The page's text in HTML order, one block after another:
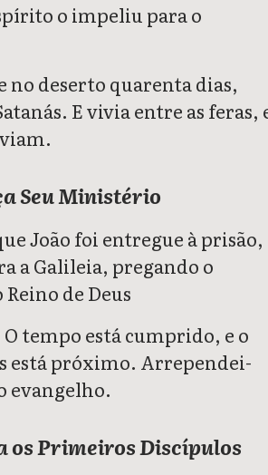
o impeliu para o
no deserto quarenta dias,
E vivia entre as feras,
Seu Ministério
João foi entregue à prisão,
a Galileia, pregando o
de Deus
tempo está cumprido, e o
está próximo. Arrependei-
evangelho.
os Primeiros Discípulos